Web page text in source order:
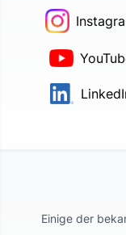
Einige der